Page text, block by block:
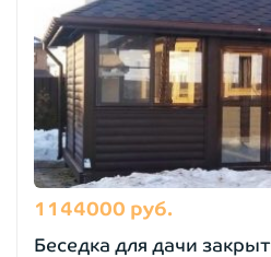
1144000 руб.
Беседка для дачи